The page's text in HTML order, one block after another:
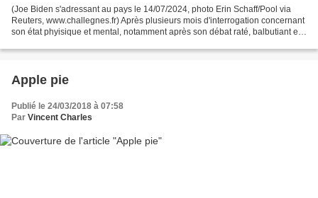
(Joe Biden s'adressant au pays le 14/07/2024, photo Erin Schaff/Pool via
Reuters, www.challegnes.fr) Après plusieurs mois d'interrogation concernant
son état phyisique et mental, notamment après son débat raté, balbutiant et
Apple pie
Publié le 24/03/2018 à 07:58
Par Vincent Charles